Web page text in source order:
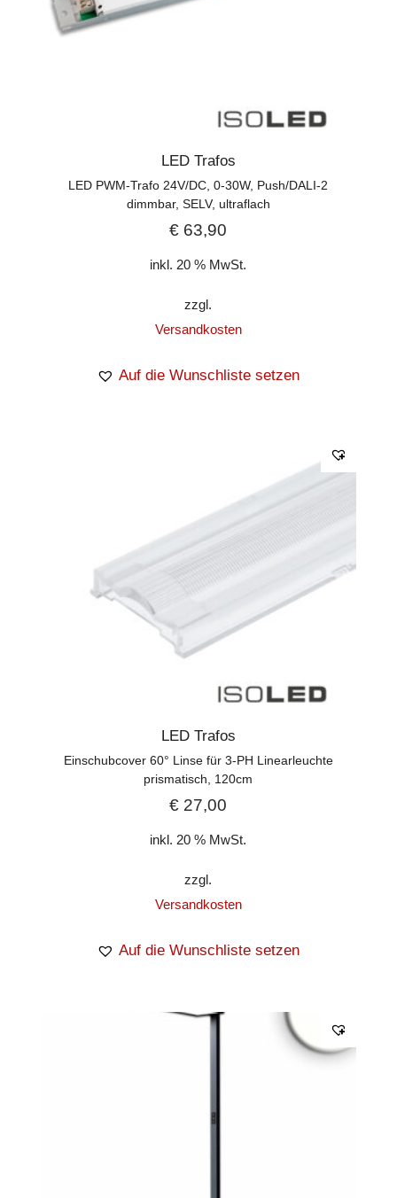
LED Trafos
LED PWM-Trafo 24V/DC, 0-30W, Push/DALI-2
dimmbar, SELV, ultraflach
€ 63,90
inkl. 20 % MwSt.
zzgl.
Versandkosten
Auf die Wunschliste setzen
LED Trafos
Einschubcover 60° Linse für 3-PH Linearleuchte
prismatisch, 120cm
€ 27,00
inkl. 20 % MwSt.
zzgl.
Versandkosten
Auf die Wunschliste setzen